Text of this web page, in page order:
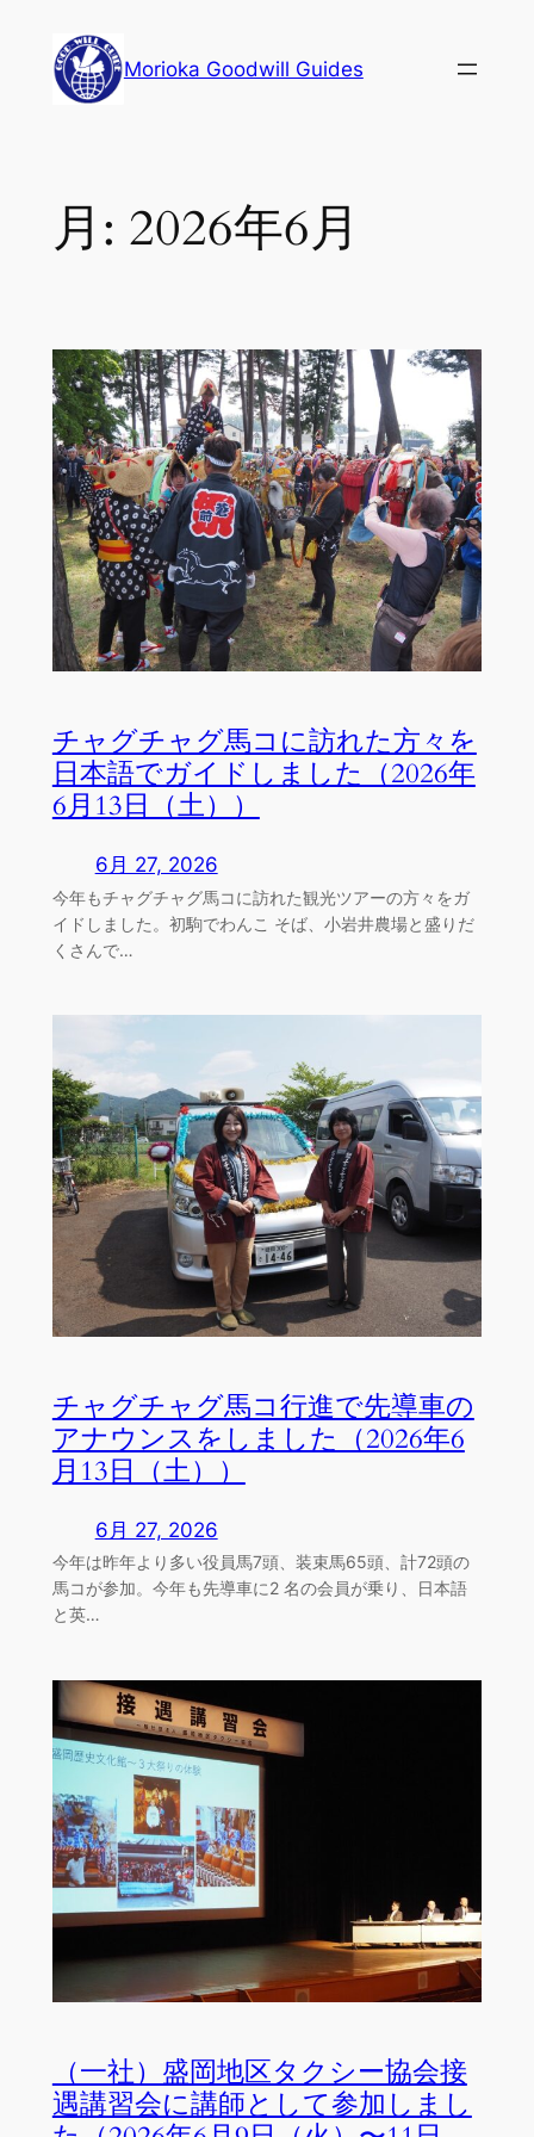
Morioka Goodwill Guides
月: 2026年6月
チャグチャグ馬コに訪れた方々を
日本語でガイドしました（2026年
6月13日（土））
6月 27, 2026
今年もチャグチャグ馬コに訪れた観光ツアーの方々をガ
イドしました。初駒でわんこ そば、小岩井農場と盛りだ
くさんで…
チャグチャグ馬コ行進で先導車の
アナウンスをしました（2026年6
月13日（土））
6月 27, 2026
今年は昨年より多い役員馬7頭、装束馬65頭、計72頭の
馬コが参加。今年も先導車に2 名の会員が乗り、日本語
と英…
（一社）盛岡地区タクシー協会接
遇講習会に講師として参加しまし